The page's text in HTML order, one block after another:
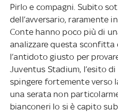
Pirlo e compagni. Subito
dell’avversario, raramente
Conte hanno poco più di
analizzare questa sconfitta
l’antidoto giusto per
Juventus Stadium, l’esito
spingere fortemente verso
una serata non
bianconeri lo si è capito